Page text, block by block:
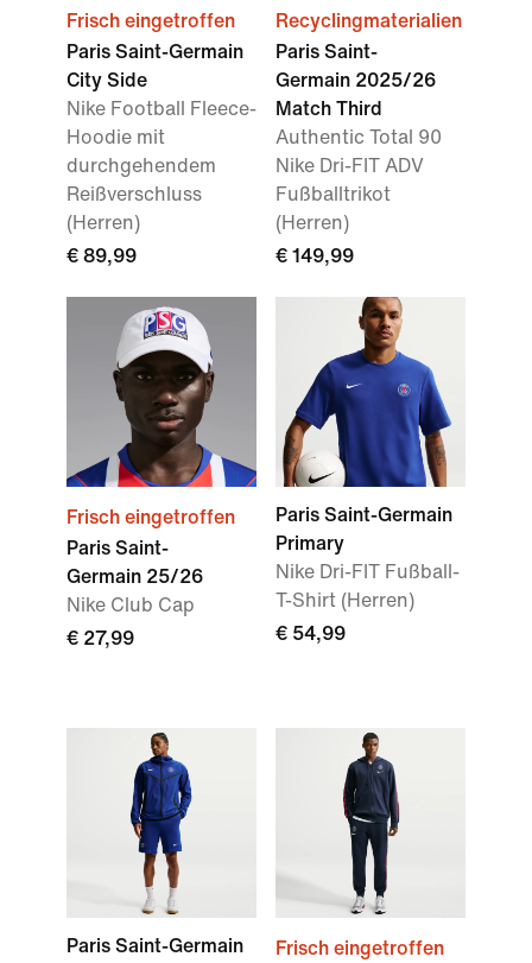
Frisch eingetroffen
Paris Saint-Germain
City Side
Nike Football Fleece-
Hoodie mit
durchgehendem
Reißverschluss
(Herren)
€ 89,99
Recyclingmaterialien
Paris Saint-
Germain 2025/26
Match Third
Authentic Total 90
Nike Dri-FIT ADV
Fußballtrikot
(Herren)
€ 149,99
Frisch eingetroffen
Paris Saint-
Germain 25/26
Nike Club Cap
€ 27,99
Paris Saint-Germain
Primary
Nike Dri-FIT Fußball-
T-Shirt (Herren)
€ 54,99
Paris Saint-Germain
Frisch eingetroffen